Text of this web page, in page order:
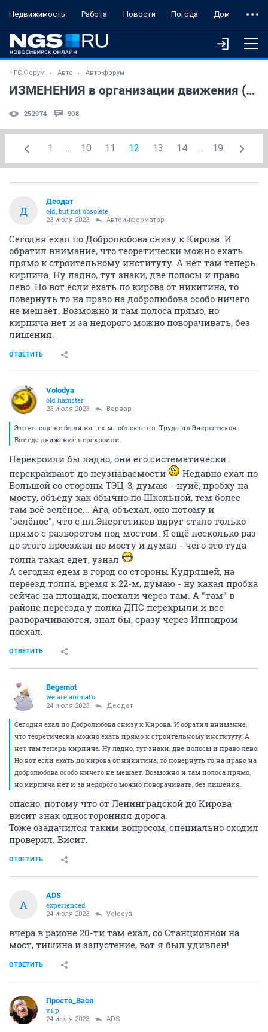
Недвижимость Работа Новости Погода Дом
НГС.Форум Авто Авто-форум
ИЗМЕНЕНИЯ в организации движения (часть 2)
252974 908
1 ... 10 11 12 13 14 ... 19
Д
Деодат
old, but not obsolete
23 июля 2023 Автоинформатор
Сегодня ехал по Добролюбова снизу к Кирова. И
обратил внимание, что теоретически можно ехать
прямо к строительному институту. А нет там теперь
кирпича. Ну ладно, тут знаки, две полосы и право
лево. Но вот если ехать по кирова от никитина, то
повернуть то на право на добролюбова особо ничего
не мешает. Возможно и там полоса прямо, но
кирпича нет и за недорого можно поворачивать, без
лишения.
ОТВЕТИТЬ
Volodya
old hamster
23 июля 2023 Варвар
Это вы еще не были на...гх-м...объекте пл. Труда-пл.Энергетиков.
Вот где движение перекроили.
Перекроили бы ладно, они его систематически
перекраивают до неузнаваемости
Недавно ехал по
Большой со стороны ТЭЦ-3, думаю - нуиё, пробку на
мосту, объеду как обычно по Школьной, тем более
там всё зелёное... Ага, объехал, оно потому и
"зелёное", что с пл.Энергетиков вдруг стало только
прямо с разворотом под мостом. Я ещё несколько раз
до этого проезжал по мосту и думал - чего это туда
толпа такая едет, узнал
А сегодня едем в город со стороны Кудряшей, на
переезд толпа, время к 22-м, думаю - ну какая пробка
сейчас на площади, поехали через там. А "там" в
районе переезда у полка ДПС перекрыли и все
разворачиваются, знал бы, сразу через Ипподром
поехал.
ОТВЕТИТЬ
Begemot
we are animal's
24 июля 2023 Деодат
Сегодня ехал по Добролюбова снизу к Кирова. И обратил внимание,
что теоретически можно ехать прямо к строительному институту. А
нет там теперь кирпича. Ну ладно, тут знаки, две полосы и право лево.
Но вот если ехать по кирова от никитина, то повернуть то на право на
добролюбова особо ничего не мешает. Возможно и там полоса прямо,
но кирпича нет и за недорого можно поворачивать, без лишения.
опасно, потому что от Ленинградской до Кирова
висит знак односторонняя дорога.
Тоже озадачился таким вопросом, специально сходил
проверил. Висит.
ОТВЕТИТЬ
A
ADS
experienced
24 июля 2023 Volodya
вчера в районе 20-ти там ехал, со Станционной на
мост, тишина и запустение, вот я был удивлен!
ОТВЕТИТЬ
Просто_Вася
v.i.p.
24 июля 2023 ADS